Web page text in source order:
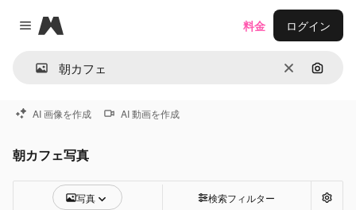
Close menu
Magnific
消去 画像で
料金 ログイン
AI 画像を作成 AI 動画を作成
朝カフェ写真
写真 検索フィルター